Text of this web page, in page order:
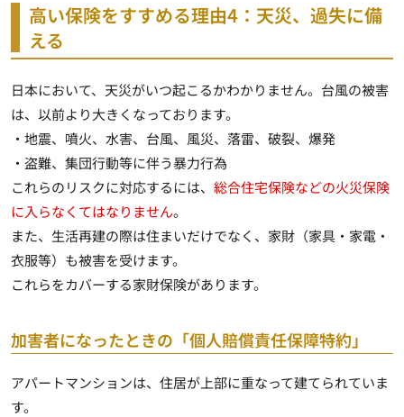
高い保険をすすめる理由4：天災、過失に備
える
日本において、天災がいつ起こるかわかりません。台風の被害
は、以前より大きくなっております。
・地震、噴火、水害、台風、風災、落雷、破裂、爆発
・盗難、集団行動等に伴う暴力行為
これらのリスクに対応するには、 総合住宅保険などの火災保険
に入らなくてはなりません。
また、生活再建の際は住まいだけでなく、家財（家具・家電・
衣服等）も被害を受けます。
これらをカバーする家財保険があります。
加害者になったときの「個人賠償責任保障特約」
アパートマンションは、住居が上部に重なって建てられていま
す。